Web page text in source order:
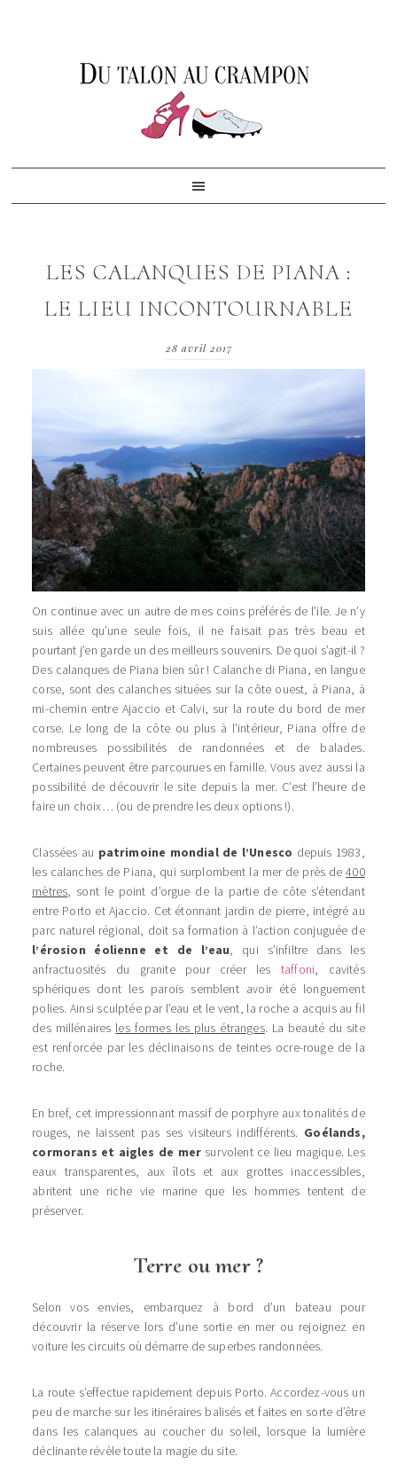
LES CALANQUES DE PIANA :
LE LIEU INCONTOURNABLE
28 avril 2017
On continue avec un autre de mes coins préférés de l’ile. Je n’y
suis allée qu’une seule fois, il ne faisait pas très beau et
pourtant j’en garde un des meilleurs souvenirs. De quoi s’agit-il ?
Des calanques de Piana bien sûr ! Calanche di Piana, en langue
corse, sont des calanches situées sur la côte ouest, à Piana, à
mi-chemin entre Ajaccio et Calvi, sur la route du bord de mer
corse. Le long de la côte ou plus à l’intérieur, Piana offre de
nombreuses possibilités de randonnées et de balades.
Certaines peuvent être parcourues en famille. Vous avez aussi la
possibilité de découvrir le site depuis la mer. C’est l’heure de
faire un choix… (ou de prendre les deux options !).
Classées au patrimoine mondial de l’Unesco depuis 1983,
les calanches de Piana, qui surplombent la mer de près de400
mètres, sont le point d’orgue de la partie de côte s’étendant
entre Porto et Ajaccio. Cet étonnant jardin de pierre, intégré au
parc naturel régional, doit sa formation à l’action conjuguée de
l’érosion éolienne et de l’eau, qui s’infiltre dans les
anfractuosités du granite pour créer les taffoni, cavités
sphériques dont les parois semblent avoir été longuement
polies. Ainsi sculptée par l’eau et le vent, la roche a acquis au fil
des millénaires les formes les plus étranges. La beauté du site
est renforcée par les déclinaisons de teintes ocre-rouge de la
roche.
En bref, cet impressionnant massif de porphyre aux tonalités de
rouges, ne laissent pas ses visiteurs indifférents. Goélands,
cormorans et aigles de mer survolent ce lieu magique. Les
eaux transparentes, aux îlots et aux grottes inaccessibles,
abritent une riche vie marine que les hommes tentent de
préserver.
Terre ou mer ?
Selon vos envies, embarquez à bord d’un bateau pour
découvrir la réserve lors d’une sortie en mer ou rejoignez en
voiture les circuits où démarre de superbes randonnées.
La route s’effectue rapidement depuis Porto. Accordez-vous un
peu de marche sur les itinéraires balisés et faites en sorte d’être
dans les calanques au coucher du soleil, lorsque la lumière
déclinante révèle toute la magie du site.